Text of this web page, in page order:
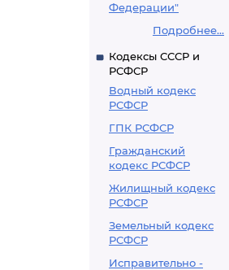
Федерации"
Подробнее...
Кодексы СССР и
РСФСР
Водный кодекс
РСФСР
ГПК РСФСР
Гражданский
кодекс РСФСР
Жилищный кодекс
РСФСР
Земельный кодекс
РСФСР
Исправительно -